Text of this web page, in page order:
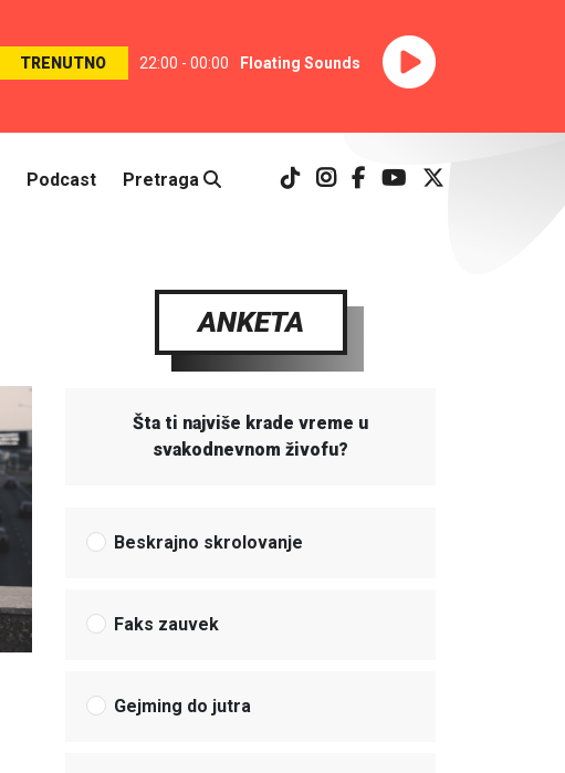
TRENUTNO 22:00 - 00:00 Floating Sounds
Podcast Pretraga
ANKETA
Šta ti najviše krade vreme u
svakodnevnom živofu?
Beskrajno skrolovanje
Faks zauvek
Gejming do jutra